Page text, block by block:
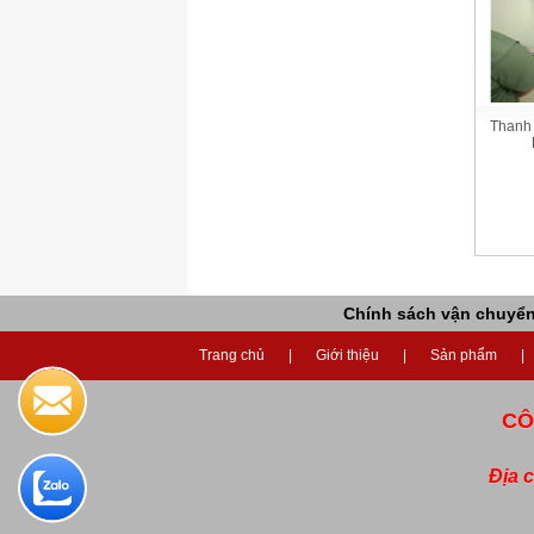
Chính sách vận
Trang chủ Giới thiệu Sản phẩm
Địa